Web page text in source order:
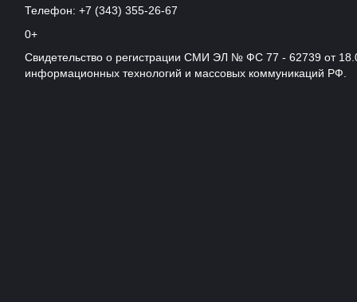
Телефон: +7 (343) 355-26-67
0+
Свидетельство о регистрации СМИ ЭЛ № ФС 77 - 62739 от
информационных технологий и массовых коммуникаций РФ.